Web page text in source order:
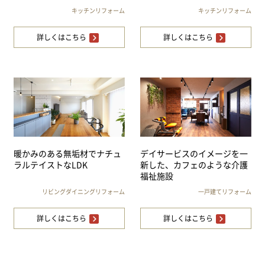
キッチンリフォーム
詳しくはこちら
キッチンリフォーム
詳しくはこちら
暖かみのある無垢材でナチュ
ラルテイストなLDK
リビングダイニングリフォーム
詳しくはこちら
デイサービスのイメージを一
新した、カフェのような介護
福祉施設
一戸建てリフォーム
詳しくはこちら